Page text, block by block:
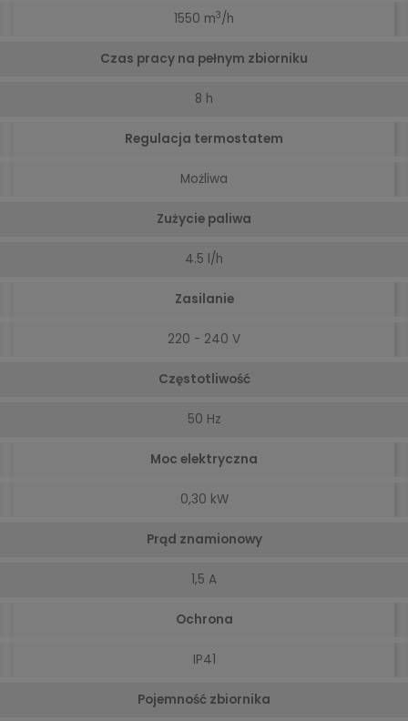
1550 m3/h
Czas pracy na pełnym zbiorniku
8 h
Regulacja termostatem
Możliwa
Zużycie paliwa
4.5 l/h
Zasilanie
220 - 240 V
Częstotliwość
50 Hz
Moc elektryczna
0,30 kW
Prąd znamionowy
1,5 A
Ochrona
IP41
Pojemność zbiornika